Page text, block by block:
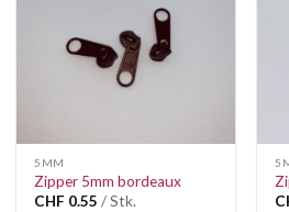
5MM
Zipper 5mm bordeaux
CHF 0.55 / Stk.